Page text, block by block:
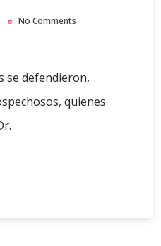
No Comments
se defendieron,
quienes